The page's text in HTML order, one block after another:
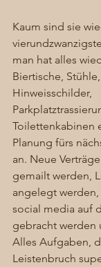
Kaum sind sie
man hat alles
Biertische,
Hinweisschilder,
Toilettenkabinen
Planung fürs
an. Neue
gemailt werden,
angelegt
social media auf
gebracht werden
Alles Aufgaben,
Leistenbruch